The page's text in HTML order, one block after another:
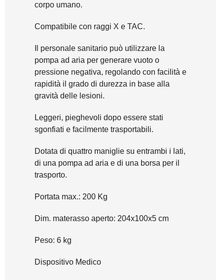
corpo umano.
Compatibile con raggi X e TAC.
Il personale sanitario può utilizzare la
pompa ad aria per generare vuoto o
pressione negativa, regolando con facilità e
rapidità il grado di durezza in base alla
gravità delle lesioni.
Leggeri, pieghevoli dopo essere stati
sgonfiati e facilmente trasportabili.
Dotata di quattro maniglie su entrambi i lati,
di una pompa ad aria e di una borsa per il
trasporto.
Portata max.: 200 Kg
Dim. materasso aperto: 204x100x5 cm
Peso: 6 kg
Dispositivo Medico